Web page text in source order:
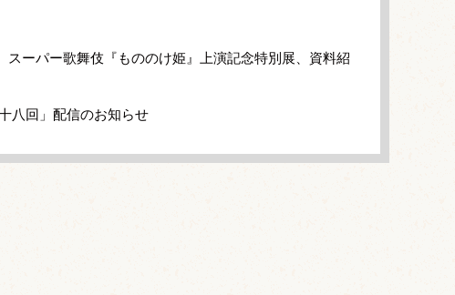
ーパー歌舞伎『もののけ姫』上演記念特別展、資料紹
八回」配信のお知らせ